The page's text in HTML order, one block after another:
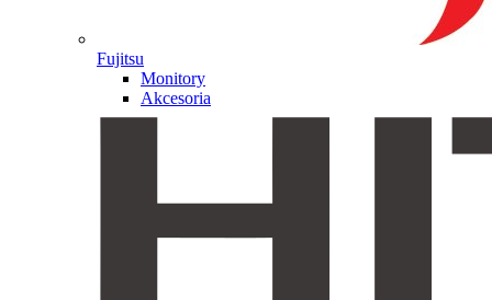
Fujitsu
Monitory
Akcesoria